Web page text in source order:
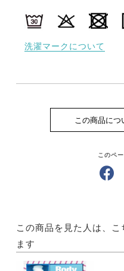
洗濯マークについて
この商品につ
このペ
この商品を見た人は、
ます